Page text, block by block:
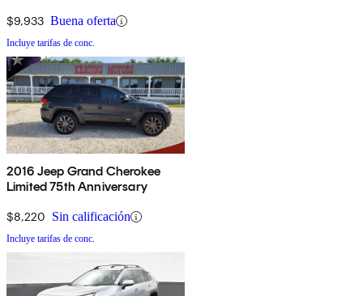
$9,933 Buena oferta
Incluye tarifas de conc.
2016 Jeep Grand Cherokee
Limited 75th Anniversary
$8,220 Sin calificación
Incluye tarifas de conc.